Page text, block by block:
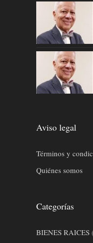
Aviso legal
Términos y
Quiénes somos
Categorías
BIENES RAICES